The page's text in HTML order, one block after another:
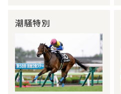
潮騒特別